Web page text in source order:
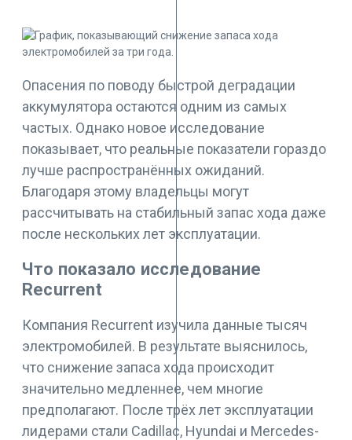
Опасения по поводу быстрой деградации
аккумулятора остаются одним из самых
частых. Однако новое исследование
показывает, что реальные показатели гораздо
лучше распространённых ожиданий.
Благодаря этому владельцы могут
рассчитывать на стабильный запас хода даже
после нескольких лет эксплуатации.
Что показало исследование
Recurrent
Компания Recurrent изучила данные тысяч
электромобилей. В результате выяснилось,
что снижение запаса хода происходит
значительно медленнее, чем многие
предполагают. После трёх лет эксплуатации
лидерами стали Cadillac, Hyundai и Mercedes-